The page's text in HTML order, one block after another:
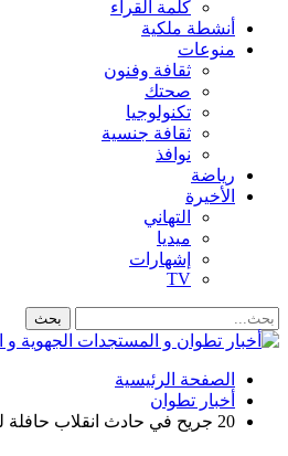
كلمة القراء
أنشطة ملكية
منوعات
ثقافة وفنون
صحتك
تكنولوجيا
ثقافة جنسية
نوافذ
رياضة
الأخيرة
التهاني
ميديا
إشهارات
TV
الصفحة الرئيسية
أخبار تطوان
20 جريح في حادث انقلاب حافلة للركاب على مشارف مدينة تطوان